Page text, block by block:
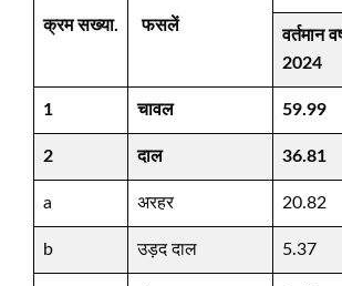
क्रम सख्या. फसलें
वर्तमान
2024
1 चावल 59.99
2 दाल 36.81
a अरहर 20.82
b उड़द दाल 5.37